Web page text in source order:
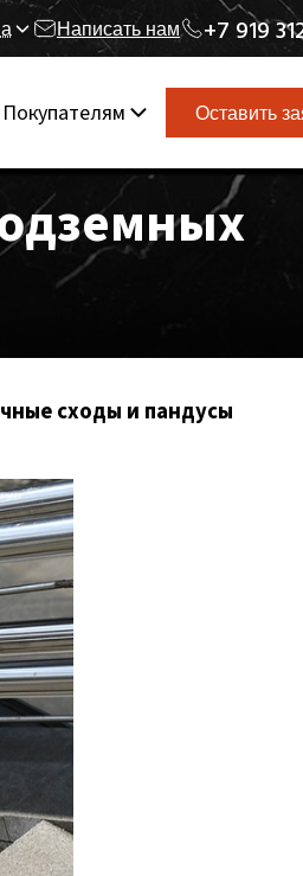
Написать нам +7 919
Покупателям Оставить
сходы и пандусы